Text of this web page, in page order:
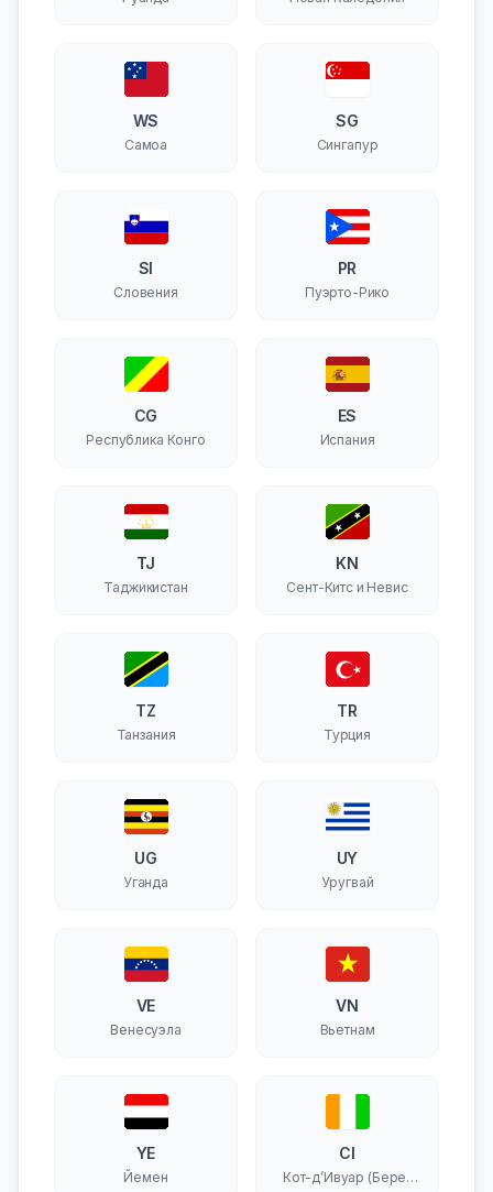
WS
Самоа
SG
Сингапур
SI
Словения
PR
Пуэрто-Рико
CG
Республика Конго
ES
Испания
TJ
Таджикистан
KN
Сент-Китс и Невис
TZ
Танзания
TR
Турция
UG
Уганда
UY
Уругвай
VE
Венесуэла
VN
Вьетнам
YE
Йемен
CI
Кот-д’Ивуар (Берег